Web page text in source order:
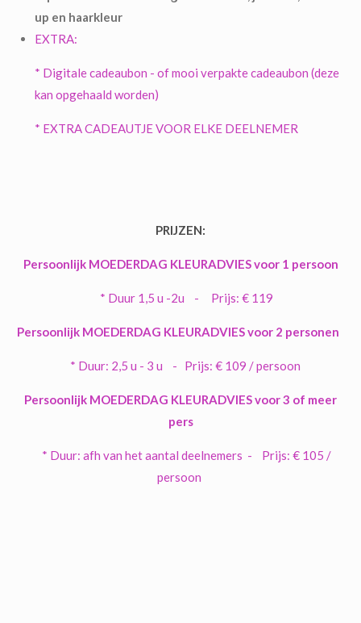
up en haarkleur
EXTRA:
* Digitale cadeaubon - of mooi verpakte cadeaubon (deze
kan opgehaald worden)
* EXTRA CADEAUTJE VOOR ELKE DEELNEMER
PRIJZEN:
Persoonlijk MOEDERDAG KLEURADVIES voor 1 persoon
* Duur 1,5 u -2u - Prijs: € 119
Persoonlijk MOEDERDAG KLEURADVIES voor 2 personen
* Duur: 2,5 u - 3 u - Prijs: € 109 / persoon
Persoonlijk MOEDERDAG KLEURADVIES voor 3 of meer
pers
* Duur: afh van het aantal deelnemers -
Prijs: € 105 /
persoon